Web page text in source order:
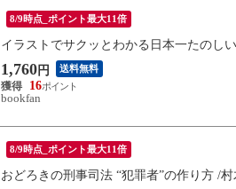
8/9時点_ポイント最大11倍
イラストでサクッとわかる日本一たのし
1,760 円 送料無料
16
bookfan
8/9時点_ポイント最大11倍
おどろきの刑事司法 “犯罪者”の作り方 /